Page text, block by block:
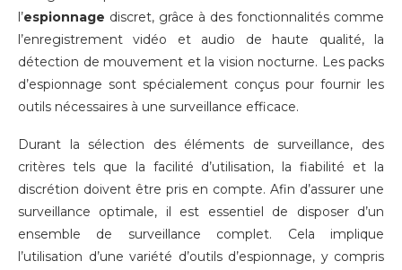
l’espionnage discret, grâce à des fonctionnalités comme
l’enregistrement vidéo et audio de haute qualité, la
détection de mouvement et la vision nocturne. Les packs
d’espionnage sont spécialement conçus pour fournir les
outils nécessaires à une surveillance efficace.
Durant la sélection des éléments de surveillance, des
critères tels que la facilité d’utilisation, la fiabilité et la
discrétion doivent être pris en compte. Afin d’assurer une
surveillance optimale, il est essentiel de disposer d’un
ensemble de surveillance complet. Cela implique
l’utilisation d’une variété d’outils d’espionnage, y compris